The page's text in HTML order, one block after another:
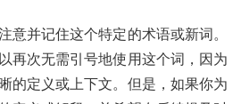
意并记住这个特定的术语或新词。
再次无需引号地使用这个词，因为
的定义或上下文。但是，如果你为